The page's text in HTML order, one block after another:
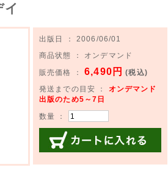
イ
出版日 ： 2006/06/01
商品状態 ： オンデマンド
販売価格 ：6,490円 (税込)
発送までの目安 ：
オンデマンド
出版のため5～7日
数量 ：